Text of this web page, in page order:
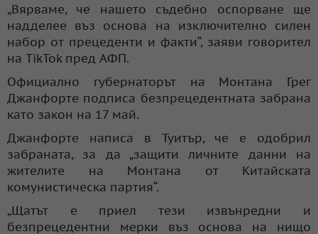
„Вярваме, че нашето съдебно оспорване ще
надделее въз основа на изключително силен
набор от прецеденти и факти“, заяви говорител
на TikTok пред АФП.
Официално губернаторът на Монтана Грег
Джанфорте подписа безпрецедентната забрана
като закон на 17 май.
Джанфорте написа в Туитър, че е одобрил
забраната, за да „защити личните данни на
жителите на Монтана от Китайската
комунистическа партия“.
„Щатът е приел тези извънредни и
безпрецедентни мерки въз основа на нищо